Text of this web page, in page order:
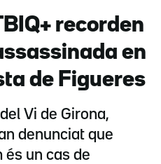
recorden
en
de Figueres
Vi de Girona,
denunciat que
és un cas de